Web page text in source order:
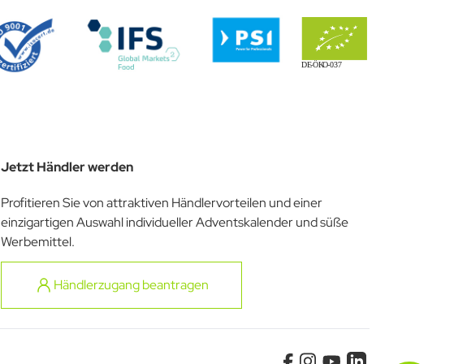
Jetzt Händler werden
Profitieren Sie von attraktiven Händlervorteilen und einer
einzigartigen Auswahl individueller Adventskalender und süße
Werbemittel.
Händlerzugang beantragen